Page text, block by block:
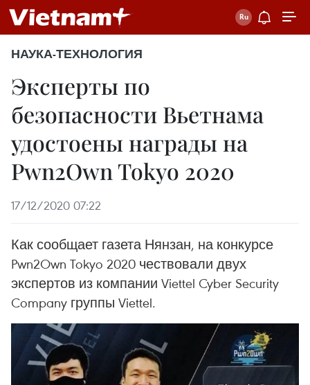
НАУКА-ТЕХНОЛОГИЯ
Эксперты по
безопасности Вьетнама
удостоены награды на
Pwn2Own Tokyo 2020
17/12/2020 07:22
Как сообщает газета Нянзан, на конкурсе
Pwn2Own Tokyo 2020 чествовали двух
экспертов из компании Viettel Cyber Security
Company группы Viettel.